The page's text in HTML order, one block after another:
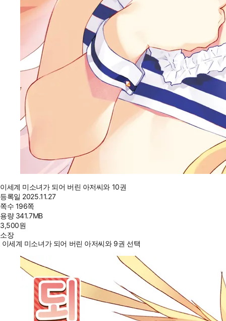
이세계 미소녀가 되어 버린 아저씨와 10권
등록일 2025.11.27
쪽수 196쪽
용량 341.7MB
3,500원
소장
이세계 미소녀가 되어 버린 아저씨와 9권 선택